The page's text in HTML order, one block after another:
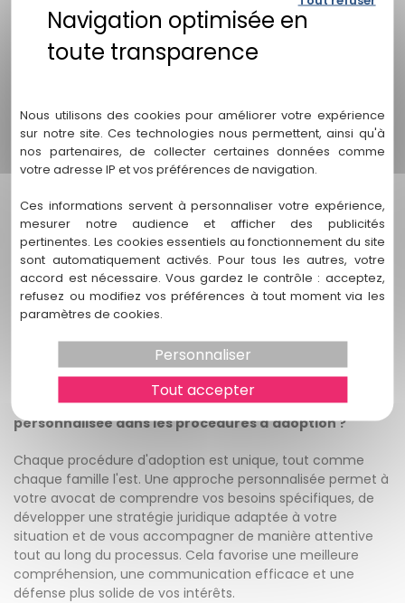
3. Quels services propose "Stéphanie Vignollet" pour
les procédures d'adoption ?
"Stéphanie Vignollet" offre une gamme complète de
obligations des parties impliquées, la représentation lors
des audiences et négociations avec les organismes
compétents, ainsi que l'assistance dans la préparation des
documents nécessaires à la procédure.
4. Comment puis-je prendre contact avec "Stéphanie
Vignollet" ?
Pour prendre contact avec "Stéphanie Vignollet", vous
pouvez utiliser les coordonnées disponibles sur notre site
web. Nous serions ravis de discuter de votre situation
répondre à toutes vos questions concernant votre
procédure d'adoption.
5. Quelle est l'importance d'une approche
personnalisée dans les procédures d'adoption ?
Chaque procédure d'adoption est unique, tout comme
chaque famille l'est. Une approche personnalisée permet à
votre avocat de comprendre vos besoins spécifiques, de
développer une stratégie juridique adaptée à votre
situation et de vous accompagner de manière attentive
tout au long du processus. Cela favorise une meilleure
compréhension, une communication efficace et une
défense plus solide de vos intérêts.
Nous utilisons des cookies pour améliorer votre expérience
sur notre site. Ces technologies nous permettent, ainsi qu'à
nos partenaires, de collecter certaines données comme
votre adresse IP et vos préférences de navigation.
Ces informations servent à personnaliser votre expérience,
mesurer notre audience et afficher des publicités
pertinentes. Les cookies essentiels au fonctionnement du site
sont automatiquement activés. Pour tous les autres, votre
accord est nécessaire. Vous gardez le contrôle : acceptez,
refusez ou modifiez vos préférences à tout moment via les
paramètres de cookies.
Tout accepter
Personnaliser